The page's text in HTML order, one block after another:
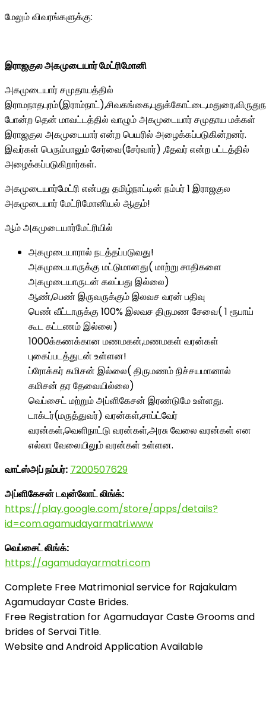
மேலும் விவரங்களுக்கு:
இராஜகுல அகமுடையார் மேட்ரிமோனி
அகமுடையார் சமுதாயத்தில்
போன்ற தென் மாவட்டத்தில் வாழும் அகமுடையார் சமுதாய மக்கள்
இராஜகுல அகமுடையார் என்ற பெயரில் அழைக்கப்படுகின்றனர்.
இவர்கள் பெரும்பாலும் சேர்வை(சேர்வார்) ,தேவர் என்ற பட்டத்தில்
அழைக்கப்படுகிறார்கள்.
அகமுடையார்மேட்ரி என்பது தமிழ்நாட்டின் நம்பர் 1 இராஜகுல
அகமுடையார் மேட்ரிமோனியல் ஆகும்!
ஆம் அகமுடையார்மேட்ரியில்
அகமுடையாரால் நடத்தப்படுவது!
அகமுடையாருக்கு மட்டுமானது( மாற்று சாதிகளை
அகமுடையாருடன் கலப்பது இல்லை)
ஆண்,பெண் இருவருக்கும் இலவச வரன் பதிவு
பெண் வீட்டாருக்கு 100% இலவச திருமண சேவை( 1 ரூபாய்
கூட கட்டணம் இல்லை)
1000க்கணக்கான மணமகன்,மணமகள் வரன்கள்
புகைப்படத்துடன் உள்ளன!
ப்ரோக்கர் கமிசன் இல்லை( திருமணம் நிச்சயமானால்
கமிசன் தர தேவையில்லை)
வெப்சைட் மற்றும் அப்ளிகேசன் இரண்டுமே உள்ளது.
டாக்டர்(மருத்துவர்) வரன்கள்,சாப்ட்வேர்
வரன்கள்,வெளிநாட்டு வரன்கள்,அரசு வேலை வரன்கள் என
எல்லா வேலையிலும் வரன்கள் உள்ளன.
வாட்ஸ்அப் நம்பர்: 7200507629
அப்ளிகேசன் டவுன்லோட் லிங்க்:
https://play.google.com/store/apps/details?
id=com.agamudayarmatri.www
வெப்சைட் லிங்க்:
https://agamudayarmatri.com
Complete Free Matrimonial service for Rajakulam
Agamudayar Caste Brides.
Free Registration for Agamudayar Caste Grooms and
brides of Servai Title.
Website and Android Application Available